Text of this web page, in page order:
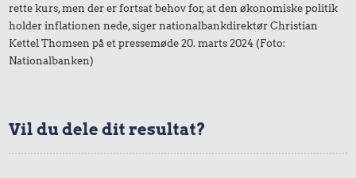
3,16 kr.
Snaps
0,36 kr.
1 kg sukker
1,40 kr.
1/2 kg kaffe
rette kurs, men der er fortsat behov for, at den økonomiske politik
holder inflationen nede, siger nationalbankdirektør Christian
Kettel Thomsen på et pressemøde 20. marts 2024 (Foto:
Nationalbanken)
Vil du dele dit resultat?